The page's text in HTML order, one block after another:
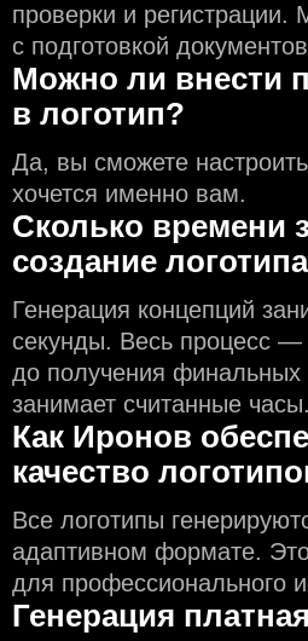
проверки и
с подготовкой
Можно ли внести
в логотип?
Да, вы сможете настроить
хочется именно вам.
Сколько времени
создание
Генерация концепций
секунды. Весь процесс —
до получения
занимает считанные часы.
Как Иронов
качество
Все логотипы
адаптивном формате.
для профессионального
Генерация